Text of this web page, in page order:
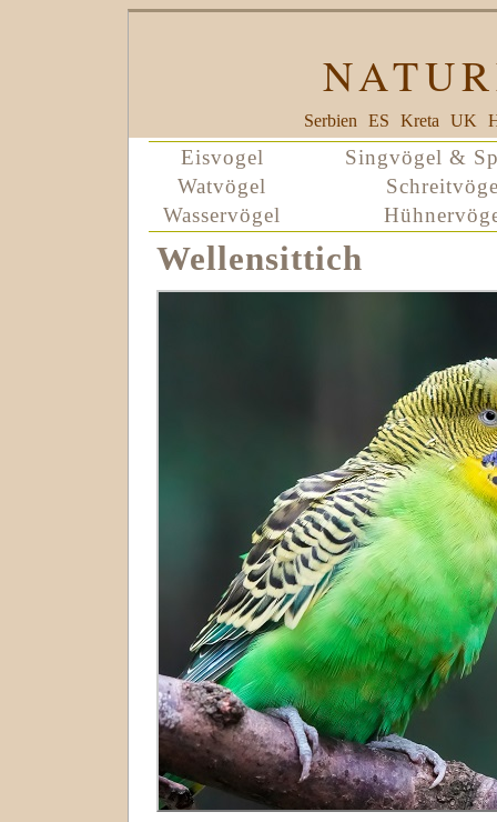
Serbien ES Kreta UK
Eisvogel
Singvögel &
Watvögel
Wasservögel
Wellensittich